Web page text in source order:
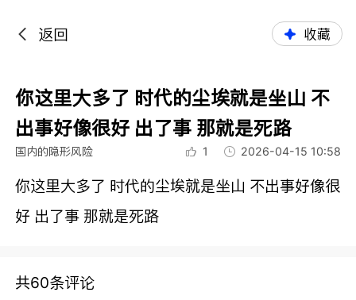
返回 收藏
你这里大多了 时代的尘埃就是坐山 不
出事好像很好 出了事 那就是死路
国内的隐形风险 1 2026-04-15 10:58
你这里大多了 时代的尘埃就是坐山 不出事好像很
好 出了事 那就是死路
共60条评论